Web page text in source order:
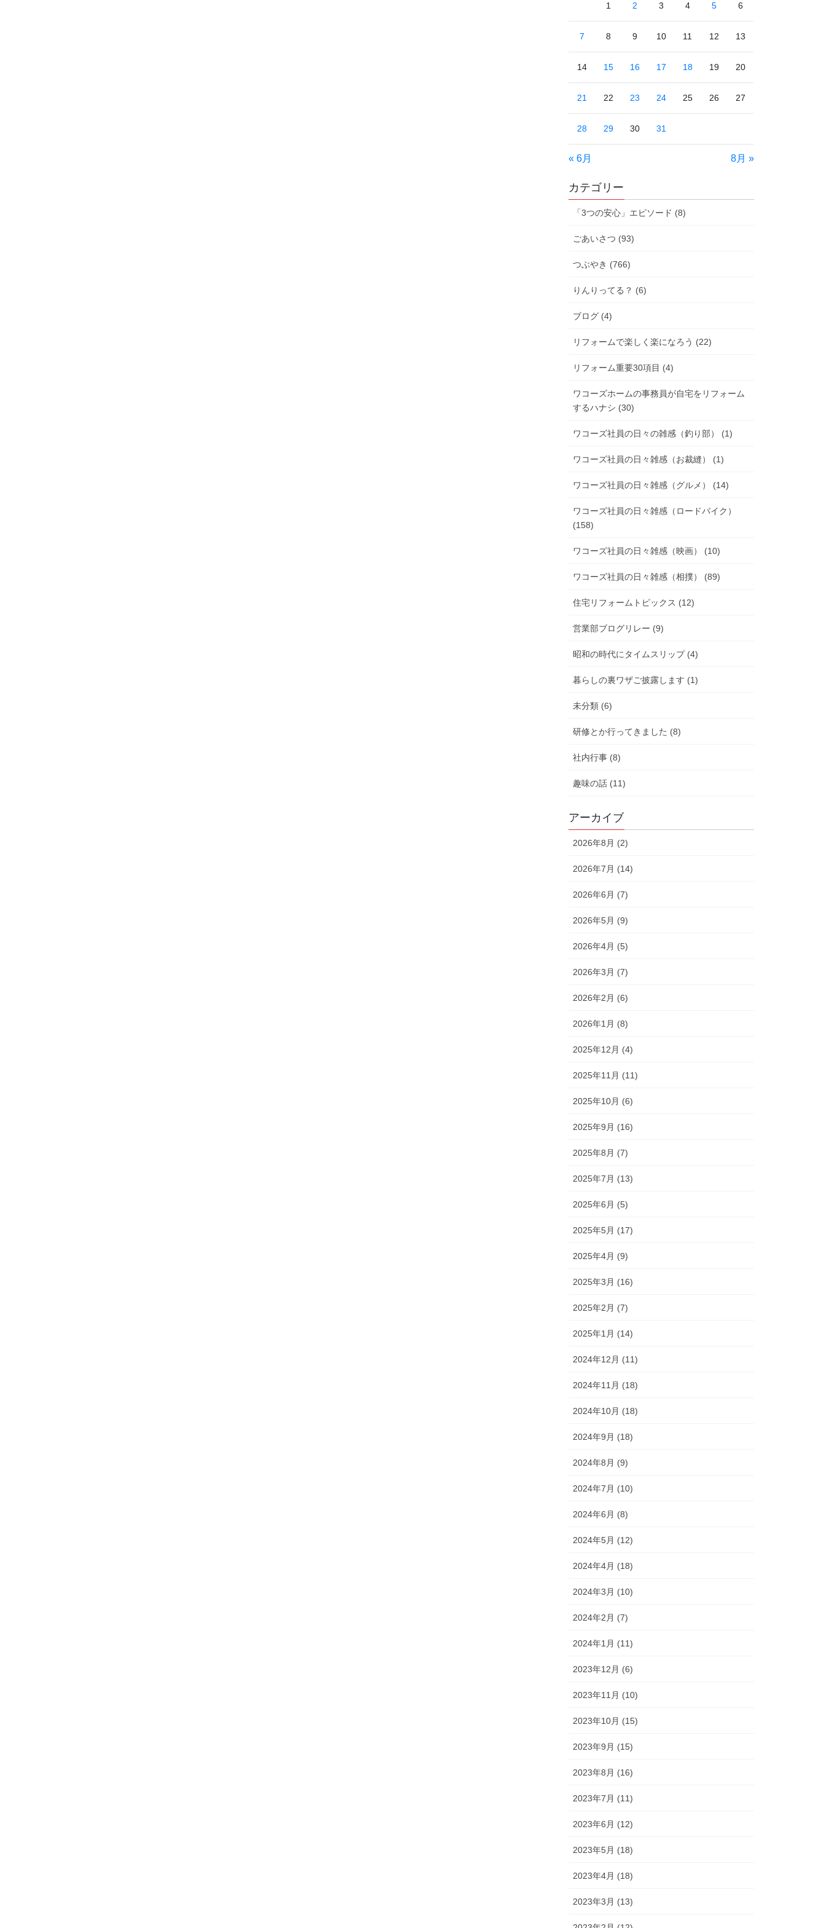
1 2 3 4 5 6
7 8 9 10 11 12 13
14 15 16 17 18 19 20
21 22 23 24 25 26 27
28 29 30 31
« 6月 8月 »
カテゴリー
「3つの安心」エピソード (8)
ごあいさつ (93)
つぶやき (766)
りんりってる？ (6)
ブログ (4)
リフォームで楽しく楽になろう (22)
リフォーム重要30項目 (4)
ワコーズホームの事務員が自宅をリフォーム
するハナシ (30)
ワコーズ社員の日々の雑感（釣り部） (1)
ワコーズ社員の日々雑感（お裁縫） (1)
ワコーズ社員の日々雑感（グルメ） (14)
ワコーズ社員の日々雑感（ロードバイク）
(158)
ワコーズ社員の日々雑感（映画） (10)
ワコーズ社員の日々雑感（相撲） (89)
住宅リフォームトピックス (12)
営業部ブログリレー (9)
昭和の時代にタイムスリップ (4)
暮らしの裏ワザご披露します (1)
未分類 (6)
研修とか行ってきました (8)
社内行事 (8)
趣味の話 (11)
アーカイブ
2026年8月 (2)
2026年7月 (14)
2026年6月 (7)
2026年5月 (9)
2026年4月 (5)
2026年3月 (7)
2026年2月 (6)
2026年1月 (8)
2025年12月 (4)
2025年11月 (11)
2025年10月 (6)
2025年9月 (16)
2025年8月 (7)
2025年7月 (13)
2025年6月 (5)
2025年5月 (17)
2025年4月 (9)
2025年3月 (16)
2025年2月 (7)
2025年1月 (14)
2024年12月 (11)
2024年11月 (18)
2024年10月 (18)
2024年9月 (18)
2024年8月 (9)
2024年7月 (10)
2024年6月 (8)
2024年5月 (12)
2024年4月 (18)
2024年3月 (10)
2024年2月 (7)
2024年1月 (11)
2023年12月 (6)
2023年11月 (10)
2023年10月 (15)
2023年9月 (15)
2023年8月 (16)
2023年7月 (11)
2023年6月 (12)
2023年5月 (18)
2023年4月 (18)
2023年3月 (13)